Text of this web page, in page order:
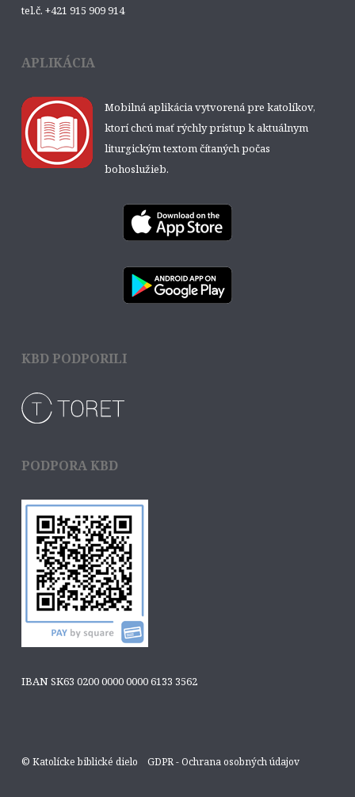
tel.č. +421 915 909 914
APLIKÁCIA
Mobilná aplikácia vytvorená pre katolíkov,
ktorí chcú mať rýchly prístup k aktuálnym
liturgickým textom čítaných počas
bohoslužieb.
KBD PODPORILI
PODPORA KBD
IBAN SK63 0200 0000 0000 6133 3562
© Katolícke biblické dielo GDPR - Ochrana osobných údajov